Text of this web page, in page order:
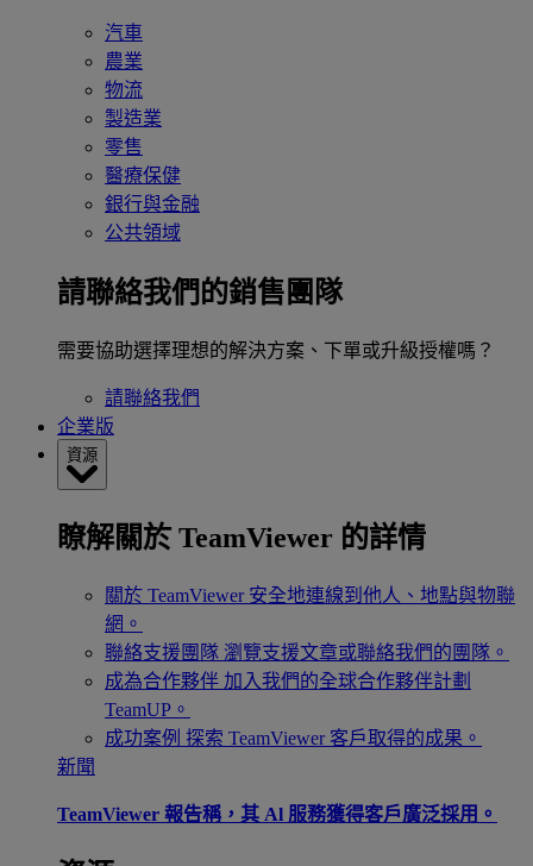
汽車
農業
物流
製造業
零售
醫療保健
銀行與金融
公共領域
請聯絡我們的銷售團隊
需要協助選擇理想的解決方案、下單或升級授權嗎？
請聯絡我們
企業版
資源
瞭解關於 TeamViewer 的詳情
關於 TeamViewer 安全地連線到他人、地點與物聯
網。
聯絡支援團隊 瀏覽支援文章或聯絡我們的團隊。
成為合作夥伴 加入我們的全球合作夥伴計劃
TeamUP。
成功案例 探索 TeamViewer 客戶取得的成果。
新聞
TeamViewer 報告稱，其 Al 服務獲得客戶廣泛採用。